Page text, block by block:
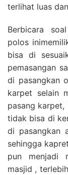
terlihat luas
Berbicara
polos
bisa di
pemasangan
di pasangkan
karpet selain
pasang karpet,
tidak bisa di
di pasangkan
sehingga
pun menjadi
masjid ,